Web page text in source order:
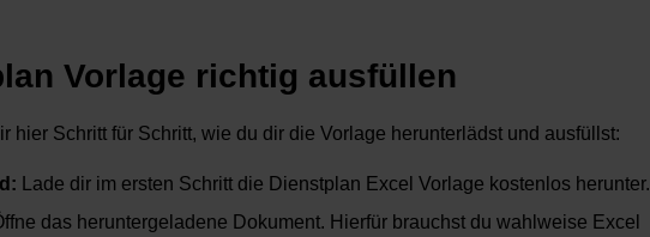
Vorlage richtig ausfüllen
hier Schritt für Schritt, wie du dir die Vorlage herunterlädst und ausfüllst:
Lade dir im ersten Schritt die Dienstplan Excel Vorlage kostenlos herunter.
das heruntergeladene Dokument. Hierfür brauchst du wahlweise Excel